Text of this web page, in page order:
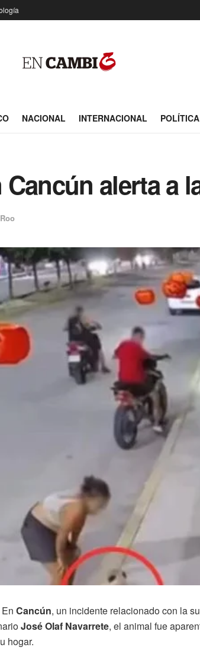
NACIONAL INTERNACIONAL POLÍTICA
alerta a
En Cancún, un incidente relacionado con la
José Olaf Navarrete, el animal fue
hogar.